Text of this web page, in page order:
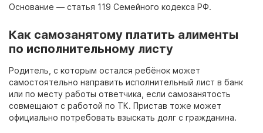
Основание — статья 119 Семейного кодекса РФ.
Как самозанятому платить алименты
по исполнительному листу
Родитель, с которым остался ребёнок может
самостоятельно направить исполнительный лист в банк
или по месту работы ответчика, если самозанятость
совмещают с работой по ТК. Пристав тоже может
официально потребовать взыскать долг с гражданина.